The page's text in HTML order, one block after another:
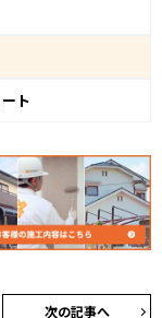
ト
次の記事へ